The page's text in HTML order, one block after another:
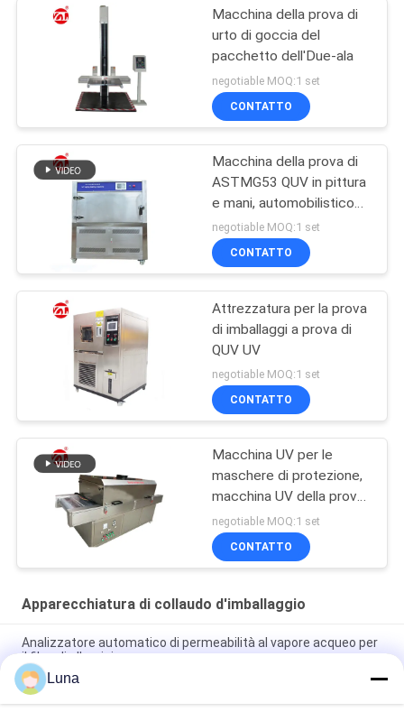
Macchina della prova di
urto di goccia del
pacchetto dell'Due-ala
negotiable MOQ:1 set
CONTATTO
Macchina della prova di
ASTMG53 QUV in pittura
e mani, automobilistico
UV, plastica ecc
negotiable MOQ:1 set
CONTATTO
Attrezzatura per la prova
di imballaggi a prova di
QUV UV
negotiable MOQ:1 set
CONTATTO
Macchina UV per le
maschere di protezione,
macchina UV della prova
del forno di
sterilizzazione di
radiazione ultravioletta
negotiable MOQ:1 set
CONTATTO
Apparecchiatura di collaudo d'imballaggio
Analizzatore automatico di permeabilità al vapore acqueo per
il film, di alluminio
ASTM D642 ha ondulato il tester resistente di compressione
di schiacciamento della scatola di cartone
Luna